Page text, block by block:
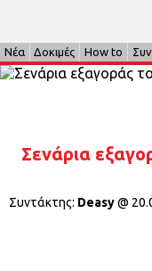
Νέα Δοκιμές How to
Σενάρια
Συντάκτης: Deasy@